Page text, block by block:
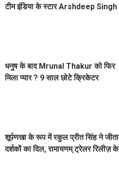
टीम इंडिया के स्टार Arshdeep Singh
धनुष के बाद Mrunal Thakur को फिर
मिला प्यार ? 9 साल छोटे क्रिकेटर
शूर्पणखा के रूप में रकुल प्रीत सिंह ने जीता
दर्शकों का दिल, रामायणम् ट्रेलर रिलीज़ के